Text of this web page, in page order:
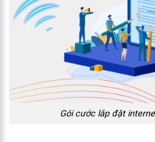
Gói cước lắp đặt